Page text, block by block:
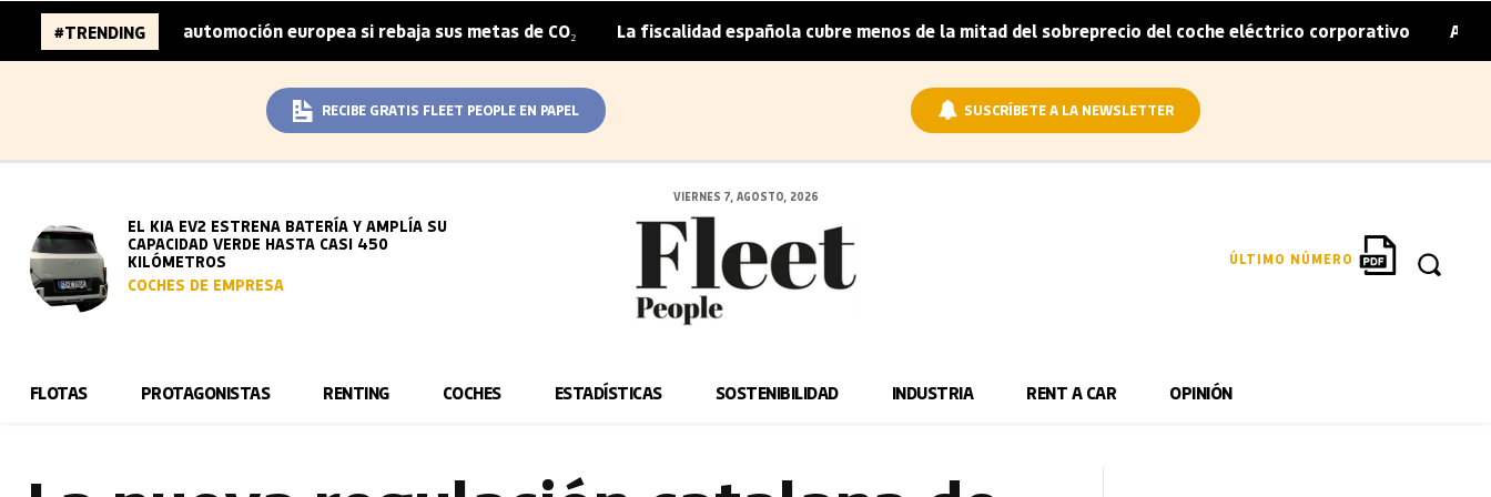
#TRENDING
de la automoción europea si rebaja sus metas de CO₂ | La fiscalidad española cubre menos de la mitad del sobreprecio del coche eléctrico corporativo | Arval convierte
RECIBE GRATIS FLEET PEOPLE EN PAPEL SUSCRÍBETE A LA NEWSLETTER
EL KIA EV2 ESTRENA BATERÍA Y AMPLÍA SU
CAPACIDAD VERDE HASTA CASI 450
KILÓMETROS
COCHES DE EMPRESA
VIERNES 7, AGOSTO, 2026
ÚLTIMO NÚMERO
FLOTAS PROTAGONISTAS RENTING COCHES ESTADÍSTICAS SOSTENIBILIDAD INDUSTRIA RENT A CAR OPINIÓN